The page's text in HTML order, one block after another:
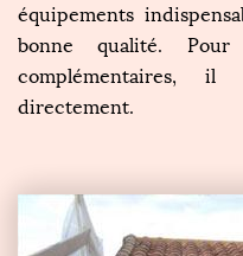
équipements
bonne qualité. Pour
complémentaires,
directement.